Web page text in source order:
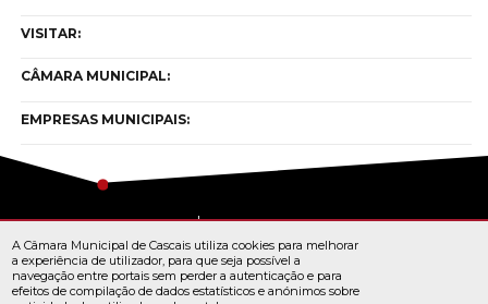
VISITAR:
CÂMARA MUNICIPAL:
EMPRESAS MUNICIPAIS:
Todos os direitos reservados
A Câmara Municipal de Cascais utiliza cookies para melhorar
a experiência de utilizador, para que seja possível a
navegação entre portais sem perder a autenticação e para
efeitos de compilação de dados estatísticos e anónimos sobre